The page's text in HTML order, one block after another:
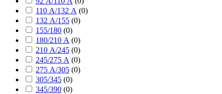
110 А/132 А (0)
132 А/155 (0)
155/180 (0)
180/210 А (0)
210 А/245 (0)
245/275 А (0)
275 А/305 (0)
305/345 (0)
345/390 (0)